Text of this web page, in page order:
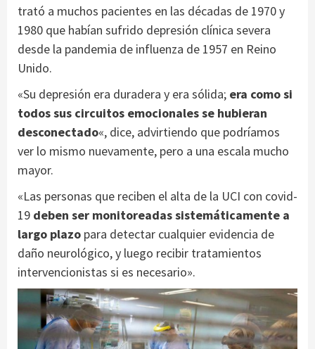
trató a muchos pacientes en las décadas de 1970 y
1980 que habían sufrido depresión clínica severa
desde la pandemia de influenza de 1957 en Reino
Unido.
«Su depresión era duradera y era sólida; era como si
todos sus circuitos emocionales se hubieran
desconectado«, dice, advirtiendo que podríamos
ver lo mismo nuevamente, pero a una escala mucho
mayor.
«Las personas que reciben el alta de la UCI con covid-
19 deben ser monitoreadas sistemáticamente a
largo plazo para detectar cualquier evidencia de
daño neurológico, y luego recibir tratamientos
intervencionistas si es necesario».